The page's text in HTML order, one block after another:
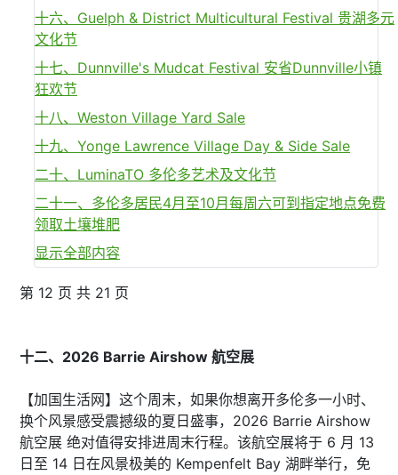
十六、Guelph & District Multicultural Festival 贵湖多元
文化节
十七、Dunnville's Mudcat Festival 安省Dunnville小镇
狂欢节
十八、Weston Village Yard Sale
十九、Yonge Lawrence Village Day & Side Sale
二十、LuminaTO 多伦多艺术及文化节
二十一、多伦多居民4月至10月每周六可到指定地点免费
领取土壤堆肥
显示全部内容
第 12 页 共 21 页
十二、2026 Barrie Airshow 航空展
【加国生活网】这个周末，如果你想离开多伦多一小时、
换个风景感受震撼级的夏日盛事，2026 Barrie Airshow
航空展 绝对值得安排进周末行程。该航空展将于 6 月 13
日至 14 日在风景极美的 Kempenfelt Bay 湖畔举行，免